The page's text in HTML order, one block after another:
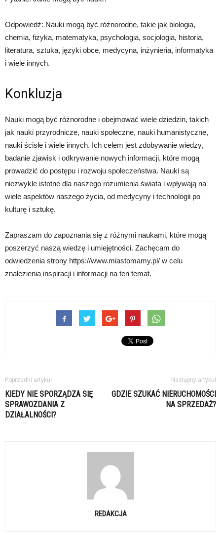
Odpowiedź: Nauki mogą być różnorodne, takie jak biologia,
chemia, fizyka, matematyka, psychologia, socjologia, historia,
literatura, sztuka, języki obce, medycyna, inżynieria, informatyka
i wiele innych.
Konkluzja
Nauki mogą być różnorodne i obejmować wiele dziedzin, takich
jak nauki przyrodnicze, nauki społeczne, nauki humanistyczne,
nauki ścisłe i wiele innych. Ich celem jest zdobywanie wiedzy,
badanie zjawisk i odkrywanie nowych informacji, które mogą
prowadzić do postępu i rozwoju społeczeństwa. Nauki są
niezwykle istotne dla naszego rozumienia świata i wpływają na
wiele aspektów naszego życia, od medycyny i technologii po
kulturę i sztukę.
Zapraszam do zapoznania się z różnymi naukami, które mogą
poszerzyć naszą wiedzę i umiejętności. Zachęcam do
odwiedzenia strony https://www.miastomamy.pl/ w celu
znalezienia inspiracji i informacji na ten temat.
Poprzedni artykuł
KIEDY NIE SPORZĄDZA SIĘ
SPRAWOZDANIA Z
DZIAŁALNOŚCI?
Następny artykuł
GDZIE SZUKAĆ NIERUCHOMOŚCI
NA SPRZEDAŻ?
REDAKCJA